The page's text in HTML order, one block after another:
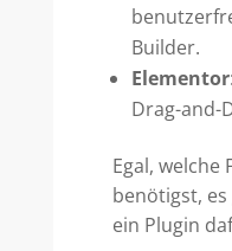
Builder.
Elementor
Drag-and-
Egal, welche
benötigst,
ein Plugin